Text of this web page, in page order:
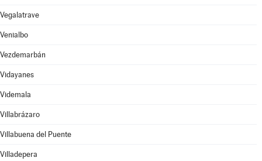
Vegalatrave
Venialbo
Vezdemarbán
Vidayanes
Videmala
Villabrázaro
Villabuena del Puente
Villadepera